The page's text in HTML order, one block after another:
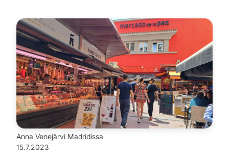
Anna Venejärvi Madridissa
15.7.2023